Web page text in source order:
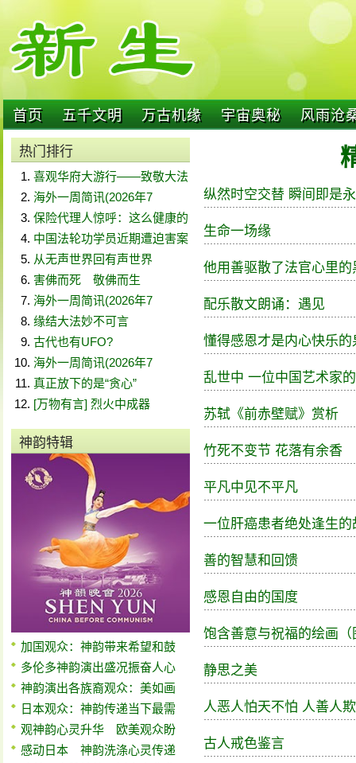
首页 五千文明 万古机缘 宇宙奥秘 风雨沧
热门排行
喜观华府大游行——致敬大法
海外一周简讯(2026年7
保险代理人惊呼：这么健康的
中国法轮功学员近期遭迫害案
从无声世界回有声世界
害佛而死 敬佛而生
海外一周简讯(2026年7
缘结大法妙不可言
古代也有UFO?
海外一周简讯(2026年7
真正放下的是“贪心”
[万物有言] 烈火中成器
神韵特辑
加国观众：神韵带来希望和鼓
多伦多神韵演出盛况振奋人心
神韵演出各族裔观众：美如画
日本观众：神韵传递当下最需
观神韵心灵升华 欧美观众盼
感动日本 神韵洗涤心灵传递
纵然时空交替 瞬间即是
生命一场缘
他用善驱散了法官心里的
配乐散文朗诵：遇见
懂得感恩才是内心快乐的
乱世中 一位中国艺术家
苏轼《前赤壁赋》赏析
竹死不变节 花落有余香
平凡中见不平凡
一位肝癌患者绝处逢生的
善的智慧和回馈
感恩自由的国度
饱含善意与祝福的绘画（
静思之美
人恶人怕天不怕 人善人
古人戒色鉴言